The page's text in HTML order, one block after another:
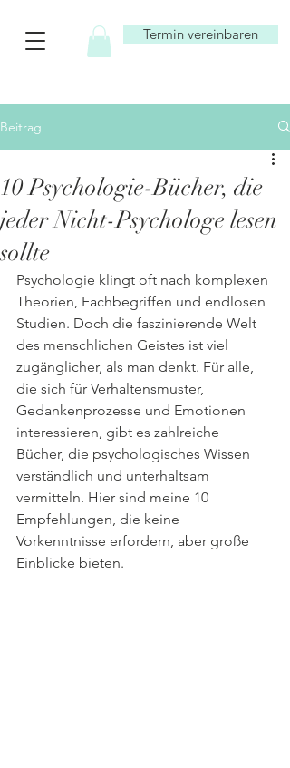
Termin vereinbaren
Beitrag
10 Psychologie-Bücher, die
jeder Nicht-Psychologe lesen
sollte
Psychologie klingt oft nach komplexen
Theorien, Fachbegriffen und endlosen
Studien. Doch die faszinierende Welt
des menschlichen Geistes ist viel
zugänglicher, als man denkt. Für alle,
die sich für Verhaltensmuster,
Gedankenprozesse und Emotionen
interessieren, gibt es zahlreiche
Bücher, die psychologisches Wissen
verständlich und unterhaltsam
vermitteln. Hier sind meine 10
Empfehlungen, die keine
Vorkenntnisse erfordern, aber große
Einblicke bieten.